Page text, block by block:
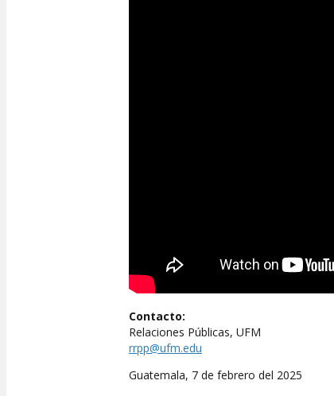
Contacto:
Relaciones Públicas, UFM
rrpp@ufm.edu
Guatemala, 7 de febrero del 2025